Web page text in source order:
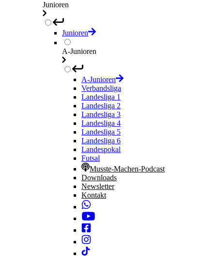
Junioren
Junioren
A-Junioren
A-Junioren
Verbandsliga
Landesliga 1
Landesliga 2
Landesliga 3
Landesliga 4
Landesliga 5
Landesliga 6
Landespokal
Futsal
Musste-Machen-Podcast
Downloads
Newsletter
Kontakt